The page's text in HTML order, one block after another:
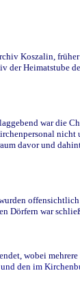
Koszalin,
Heimatstube
war die
davor und
Dörfern war
wobei
den im